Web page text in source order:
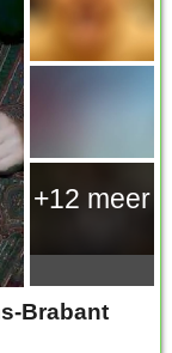
+12 meer
Brabant